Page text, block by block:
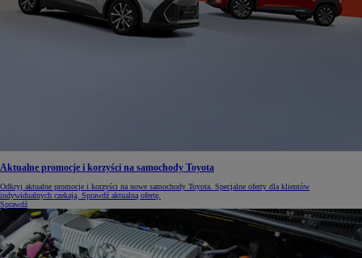
Aktualne promocje i korzyści na samochody Toyota
Odkryj aktualne promocje i korzyści na nowe samochody Toyota. Specjalne oferty dla klientów
indywidualnych czekają. Sprawdź aktualną ofertę.
Sprawdź